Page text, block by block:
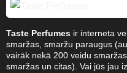
Taste Perfumesir interneta
smaržas, smaržu paraugus
vairāk nekā 200 veidu
smaržas un citas). Vai jūs jau